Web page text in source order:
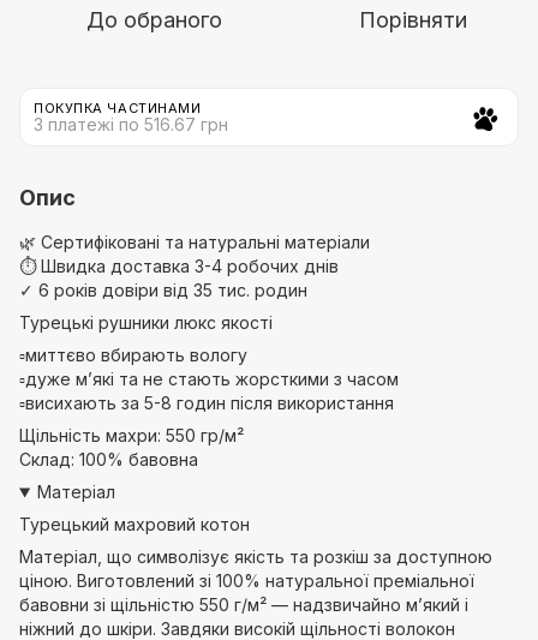
До обраного Порівняти
ПОКУПКА ЧАСТИНАМИ
3 платежі по 516.67 грн
Опис
🌿 Сертифіковані та натуральні матеріали
⏱ Швидка доставка 3-4 робочих днів
✓ 6 років довіри від 35 тис. родин
Турецькі рушники люкс якості
▫️миттєво вбирають вологу
▫️дуже м’які та не стають жорсткими з часом
▫️висихають за 5-8 годин після використання
Щільність махри: 550 гр/м²
Склад: 100% бавовна
Матеріал
Турецький махровий котон
Матеріал, що символізує якість та розкіш за доступною
ціною. Виготовлений зі 100% натуральної преміальної
бавовни зі щільністю 550 г/м² — надзвичайно м’який і
ніжний до шкіри. Завдяки високій щільності волокон